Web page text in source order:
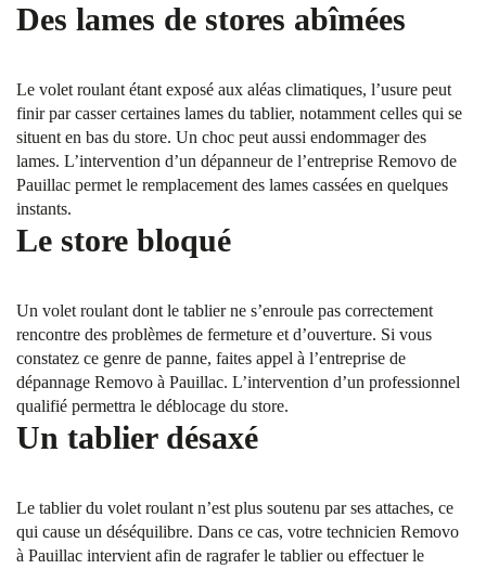
Des lames de stores abîmées
Le volet roulant étant exposé aux aléas climatiques, l’usure peut
finir par casser certaines lames du tablier, notamment celles qui se
situent en bas du store. Un choc peut aussi endommager des
lames. L’intervention d’un dépanneur de l’entreprise Removo de
Pauillac permet le remplacement des lames cassées en quelques
instants.
Le store bloqué
Un volet roulant dont le tablier ne s’enroule pas correctement
rencontre des problèmes de fermeture et d’ouverture. Si vous
constatez ce genre de panne, faites appel à l’entreprise de
dépannage Removo à Pauillac. L’intervention d’un professionnel
qualifié permettra le déblocage du store.
Un tablier désaxé
Le tablier du volet roulant n’est plus soutenu par ses attaches, ce
qui cause un déséquilibre. Dans ce cas, votre technicien Removo
à Pauillac intervient afin de ragrafer le tablier ou effectuer le